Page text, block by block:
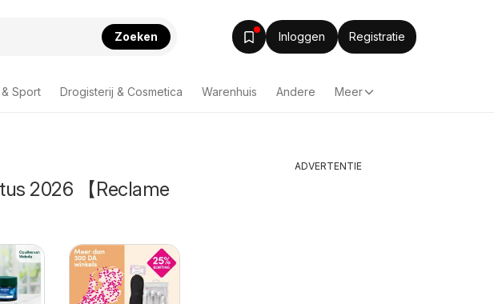
Zoeken Inloggen Registratie
Sport Drogisterij & Cosmetica Warenhuis Andere Meer
2026 【Reclame
ADVERTENTIE